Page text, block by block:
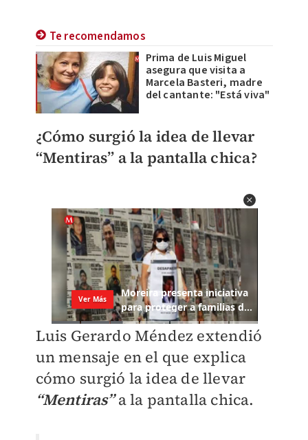
Te recomendamos
Prima de Luis Miguel
asegura que visita a
Marcela Basteri, madre
del cantante: "Está viva"
¿Cómo surgió la idea de llevar
“Mentiras” a la pantalla chica?
Luis Gerardo Méndez extendió
un mensaje en el que explica
cómo surgió la idea de llevar
“Mentiras”a la pantalla chica.